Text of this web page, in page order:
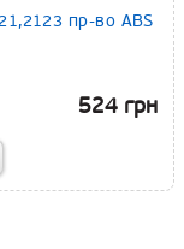
пр-во ABS
524 грн